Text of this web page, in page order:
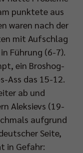
punktete aus
waren nach der
mit Aufschlag
Führung (6-7).
ein Broshog-
Ass das 15-12.
ab und
Aleksievs (19-
aufgrund
Seite,
in Gefahr: